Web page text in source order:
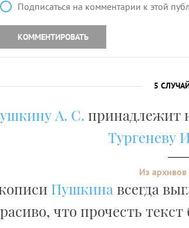
Подписаться на комментарии к этой
КОММЕНТИРОВАТЬ
5
А. С. принадлежит
Тургеневу
Из архивов
Пушкина всегда
что прочесть